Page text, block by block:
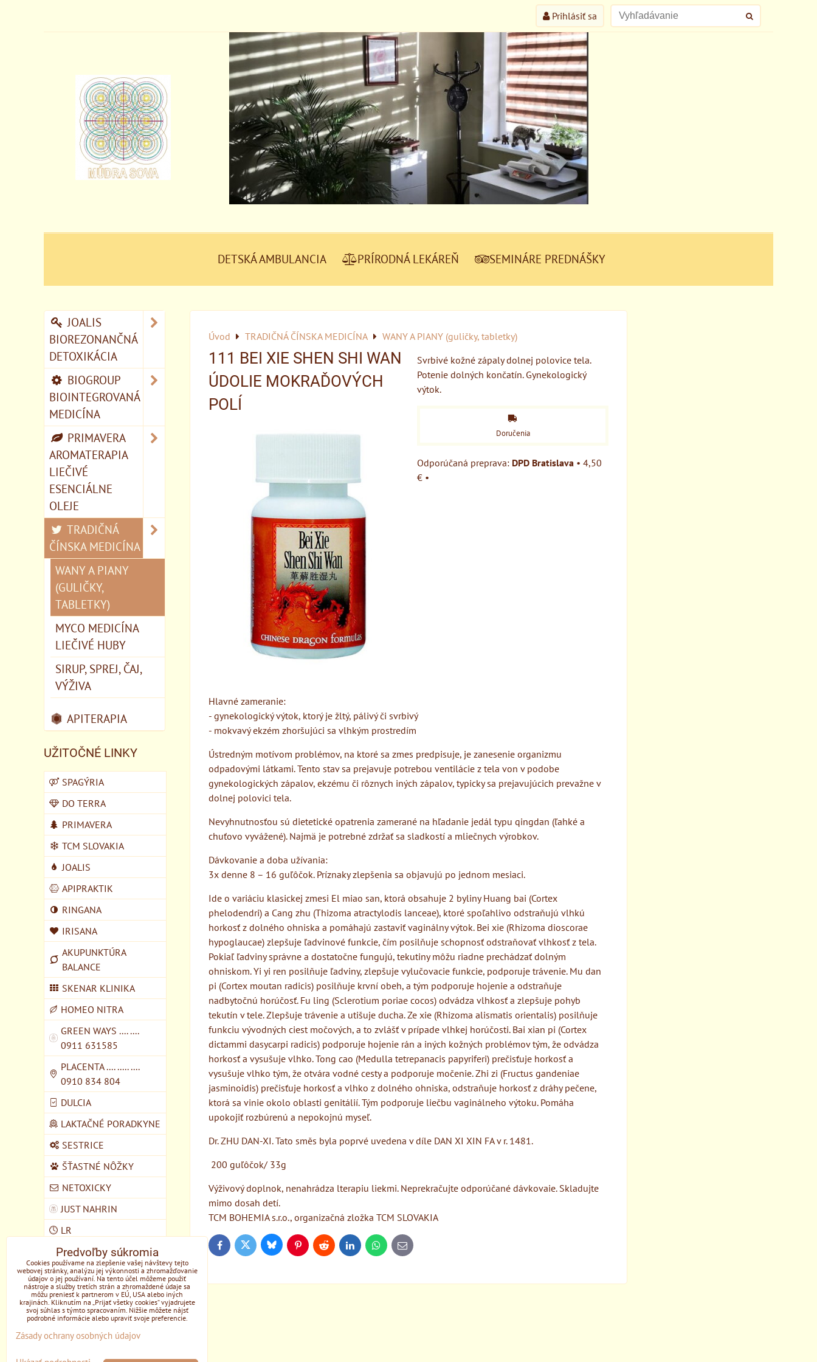
Prihlásiť sa
DETSKÁ AMBULANCIA PRÍRODNÁ LEKÁREŇ SEMINÁRE PREDNÁŠKY
Úvod TRADIČNÁ ČÍNSKA MEDICÍNA WANY A PIANY (guličky, tabletky)
111 BEI XIE SHEN SHI WAN
ÚDOLIE MOKRAĎOVÝCH
POLÍ
Svrbivé kožné zápaly dolnej polovice tela.
Potenie dolných končatín. Gynekologický
výtok.
Doručenia
DPD Bratislava • 4,50
€ •
Hlavné zameranie:
- gynekologický výtok, ktorý je žltý, pálivý či svrbivý
- mokvavý ekzém zhoršujúci sa vlhkým prostredím
Ústredným motívom problémov, na ktoré sa zmes predpisuje, je zanesenie organizmu
odpadovými látkami. Tento stav sa prejavuje potrebou ventilácie z tela von v podobe
gynekologických zápalov, ekzému či rôznych iných zápalov, typicky sa prejavujúcich prevažne v
dolnej polovici tela.
Nevyhnutnosťou sú dietetické opatrenia zamerané na hľadanie jedál typu qingdan (ľahké a
chuťovo vyvážené). Najmä je potrebné zdržať sa sladkostí a mliečnych výrobkov.
Dávkovanie a doba užívania:
3x denne 8 – 16 guľôčok. Príznaky zlepšenia sa objavujú po jednom mesiaci.
Ide o variáciu klasickej zmesi El miao san, ktorá obsahuje 2 byliny Huang bai (Cortex
phelodendri) a Cang zhu (Thizoma atractylodis lanceae), ktoré spoľahlivo odstraňujú vlhkú
horkosť z dolného ohniska a pomáhajú zastaviť vaginálny výtok. Bei xie (Rhizoma dioscorae
hypoglaucae) zlepšuje ľadvinové funkcie, čím posilňuje schopnosť odstraňovať vlhkosť z tela.
Pokiaľ ľadviny správne a dostatočne fungujú, tekutiny môžu riadne prechádzať dolným
ohniskom. Yi yi ren posilňuje ľadviny, zlepšuje vylučovacie funkcie, podporuje trávenie. Mu dan
pi (Cortex moutan radicis) posilňuje krvní obeh, a tým podporuje hojenie a odstraňuje
nadbytočnú horúčosť. Fu ling (Sclerotium poriae cocos) odvádza vlhkosť a zlepšuje pohyb
tekutín v tele. Zlepšuje trávenie a utišuje ducha. Ze xie (Rhizoma alismatis orientalis) posilňuje
funkciu vývodných ciest močových, a to zvlášť v prípade vlhkej horúčosti. Bai xian pi (Cortex
dictammi dasycarpi radicis) podporuje hojenie rán a iných kožných problémov tým, že odvádza
horkosť a vysušuje vlhko. Tong cao (Medulla tetrepanacis papyriferi) prečisťuje horkosť a
vysušuje vlhko tým, že otvára vodné cesty a podporuje močenie. Zhi zi (Fructus gandeniae
jasminoidis) prečisťuje horkosť a vlhko z dolného ohniska, odstraňuje horkosť z dráhy pečene,
ktorá sa vinie okolo oblasti genitálií. Tým podporuje liečbu vaginálneho výtoku. Pomáha
upokojiť rozbúrenú a nepokojnú myseľ.
Dr. ZHU DAN-XI. Tato směs byla poprvé uvedena v díle DAN XI XIN FA v r. 1481.
200 guľôčok/ 33g
Výživový doplnok, nenahrádza lterapiu liekmi. Neprekračujte odporúčané dávkovaie. Skladujte
mimo dosah detí.
TCM BOHEMIA s.r.o., organizačná zložka TCM SLOVAKIA
FacebookTwitter BlueskyPinterestReddit LinkedInWhatsApp
E-
mail
JOALIS
BIOREZONANČNÁ
DETOXIKÁCIA
BIOGROUP
BIOINTEGROVANÁ
MEDICÍNA
PRIMAVERA
AROMATERAPIA
LIEČIVÉ
ESENCIÁLNE
OLEJE
TRADIČNÁ
ČÍNSKA MEDICÍNA
WANY A PIANY
(GULIČKY,
TABLETKY)
MYCO MEDICÍNA
LIEČIVÉ HUBY
SIRUP, SPREJ, ČAJ,
VÝŽIVA
APITERAPIA
UŽITOČNÉ LINKY
SPAGÝRIA
DO TERRA
PRIMAVERA
TCM SLOVAKIA
JOALIS
APIPRAKTIK
RINGANA
IRISANA
AKUPUNKTÚRA
BALANCE
SKENAR KLINIKA
HOMEO NITRA
GREEN WAYS .... ....
0911 631585
PLACENTA .... ..... ....
0910 834 804
DULCIA
LAKTAČNÉ PORADKYNE
SESTRICE
ŠŤASTNÉ NÔŽKY
NETOXICKY
JUST NAHRIN
LR
VEGMART
MYCOMEDICA
DOMŠKOLA ŽIVOZEM
STUPAVA
Predvoľby súkromia
Cookies používame na zlepšenie vašej návštevy tejto
webovej stránky, analýzu jej výkonnosti a zhromažďovanie
údajov o jej používaní. Na tento účel môžeme použiť
nástroje a služby tretích strán a zhromaždené údaje sa
môžu preniesť k partnerom v EÚ, USA alebo iných
krajinách. Kliknutím na „Prijať všetky cookies“ vyjadrujete
svoj súhlas s týmto spracovaním. Nižšie môžete nájsť
podrobné informácie alebo upraviť svoje preferencie.
Zásady ochrany osobných údajov